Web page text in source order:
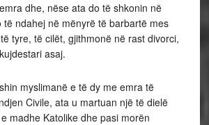
dhe, nëse ata do të shkonin në
të ndahej në mënyrë të barbartë mes
tyre, të cilët, gjithmonë në rast divorci,
asaj.
myslimanë e të dy me emra të
Civile, ata u martuan një të dielë
madhe Katolike dhe pasi morën